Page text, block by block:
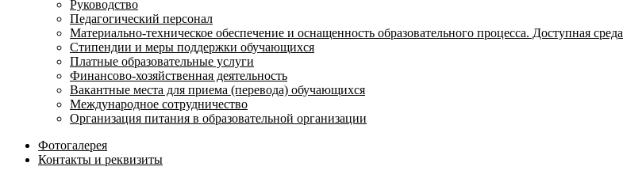
Руководство
Педагогический персонал
Материально-техническое обеспечение и оснащенность образовательного процесса. Доступная среда
Стипендии и меры поддержки обучающихся
Платные образовательные услуги
Финансово-хозяйственная деятельность
Вакантные места для приема (перевода) обучающихся
Международное сотрудничество
Организация питания в образовательной организации
Фотогалерея
Контакты и реквизиты